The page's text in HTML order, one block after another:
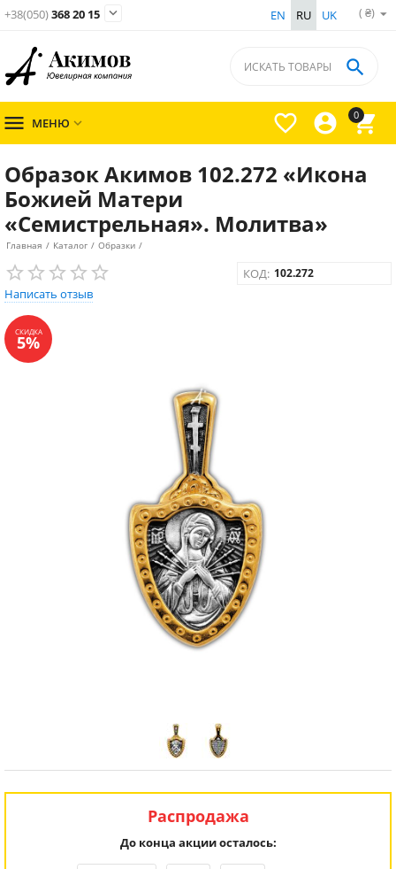
( ₴)
EN RU UK
+38(050)368 20 15 
0




 МЕНЮ 
Образок Акимов 102.272 «Икона
Божией Матери
«Семистрельная». Молитва»
Главная / Каталог / Образки /
Написать отзыв
КОД: 102.272
СКИДКА
5%
Распродажа
До конца акции осталось: